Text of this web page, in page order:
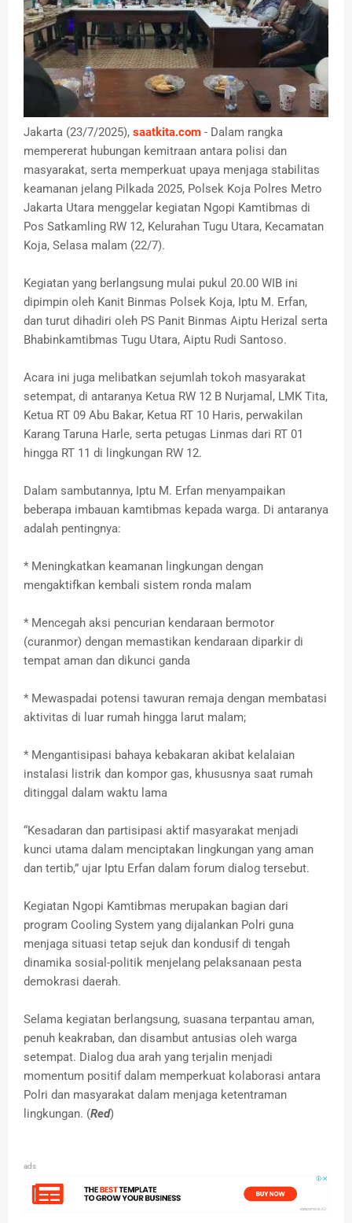
Jakarta (23/7/2025), saatkita.com - Dalam rangka
mempererat hubungan kemitraan antara polisi dan
masyarakat, serta memperkuat upaya menjaga stabilitas
keamanan jelang Pilkada 2025, Polsek Koja Polres Metro
Jakarta Utara menggelar kegiatan Ngopi Kamtibmas di
Pos Satkamling RW 12, Kelurahan Tugu Utara, Kecamatan
Koja, Selasa malam (22/7).
Kegiatan yang berlangsung mulai pukul 20.00 WIB ini
dipimpin oleh Kanit Binmas Polsek Koja, Iptu M. Erfan,
dan turut dihadiri oleh PS Panit Binmas Aiptu Herizal serta
Bhabinkamtibmas Tugu Utara, Aiptu Rudi Santoso.
Acara ini juga melibatkan sejumlah tokoh masyarakat
setempat, di antaranya Ketua RW 12 B Nurjamal, LMK Tita,
Ketua RT 09 Abu Bakar, Ketua RT 10 Haris, perwakilan
Karang Taruna Harle, serta petugas Linmas dari RT 01
hingga RT 11 di lingkungan RW 12.
Dalam sambutannya, Iptu M. Erfan menyampaikan
beberapa imbauan kamtibmas kepada warga. Di antaranya
adalah pentingnya:
* Meningkatkan keamanan lingkungan dengan
mengaktifkan kembali sistem ronda malam
* Mencegah aksi pencurian kendaraan bermotor
(curanmor) dengan memastikan kendaraan diparkir di
tempat aman dan dikunci ganda
* Mewaspadai potensi tawuran remaja dengan membatasi
aktivitas di luar rumah hingga larut malam;
* Mengantisipasi bahaya kebakaran akibat kelalaian
instalasi listrik dan kompor gas, khususnya saat rumah
ditinggal dalam waktu lama
“Kesadaran dan partisipasi aktif masyarakat menjadi
kunci utama dalam menciptakan lingkungan yang aman
dan tertib,” ujar Iptu Erfan dalam forum dialog tersebut.
Kegiatan Ngopi Kamtibmas merupakan bagian dari
program Cooling System yang dijalankan Polri guna
menjaga situasi tetap sejuk dan kondusif di tengah
dinamika sosial-politik menjelang pelaksanaan pesta
demokrasi daerah.
Selama kegiatan berlangsung, suasana terpantau aman,
penuh keakraban, dan disambut antusias oleh warga
setempat. Dialog dua arah yang terjalin menjadi
momentum positif dalam memperkuat kolaborasi antara
Polri dan masyarakat dalam menjaga ketentraman
lingkungan. (Red)
ads